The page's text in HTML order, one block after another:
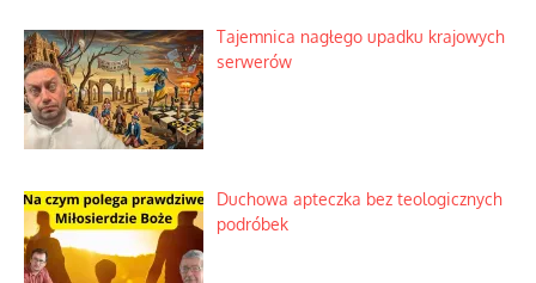
Tajemnica nagłego upadku krajowych
serwerów
Duchowa apteczka bez teologicznych
podróbek